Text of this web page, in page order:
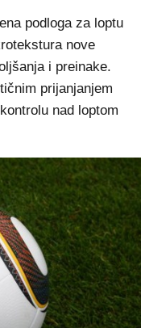
podloga za loptu
nove
i preinake.
prijanjanjem
nad loptom